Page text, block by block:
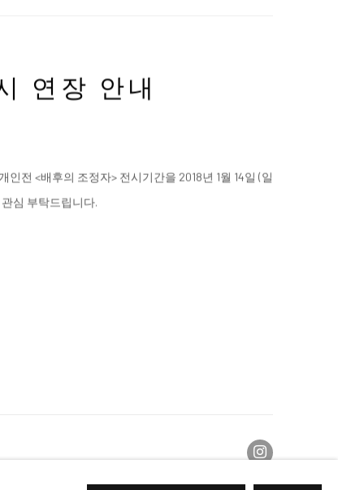
연장 안내
인전 <배후의 조정자> 전시기간을 2018년 1월 14일 (일
심 부탁드립니다.